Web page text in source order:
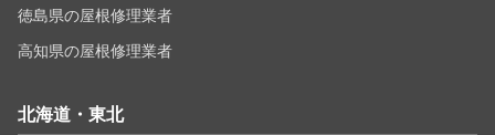
徳島県の屋根修理業者
高知県の屋根修理業者
北海道・東北